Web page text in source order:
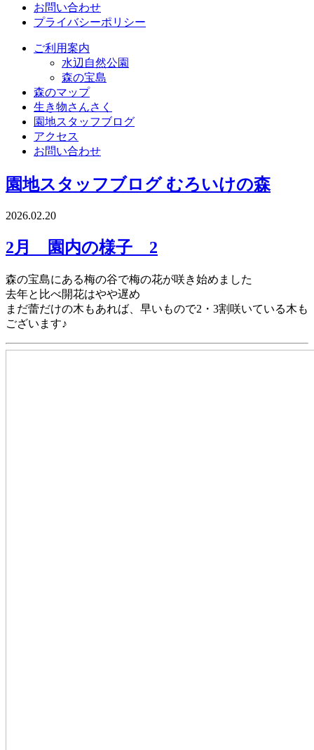
お問い合わせ
プライバシーポリシー
ご利用案内
水辺自然公園
森の宝島
森のマップ
生き物さんさく
園地スタッフブログ
アクセス
お問い合わせ
園地スタッフブログ むろいけの森
2026.02.20
2月 園内の様子 2
森の宝島にある梅の谷で梅の花が咲き始めました
去年と比べ開花はやや遅め
まだ蕾だけの木もあれば、早いもので2・3割咲いている木も
ございます♪